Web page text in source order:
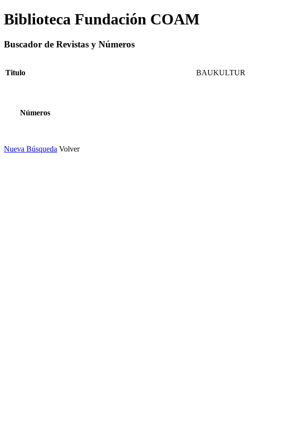
Biblioteca Fundación COAM
Buscador de Revistas y Números
Titulo BAUKULTUR
Números
Nueva Búsqueda Volver